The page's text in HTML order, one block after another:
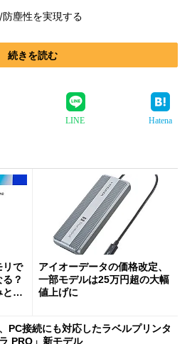
塵性を実現する
続きを読む
LINE Hatena
で
？
アイオーデータの価格改定、
一部モデルは25万円超の大幅
値上げに
PC接続にも対応したラベルプリンタ
ラ PRO」新モデル